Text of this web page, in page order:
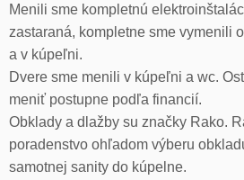
Menili sme kompletnú
zastaraná, kompletne sme vymenili
a v kúpeľni.
Dvere sme menili v kúpeľni a wc.
meniť postupne podľa financií.
Obklady a dlažby su značky Rako.
poradenstvo ohľadom výberu
samotnej sanity do kúpelne.